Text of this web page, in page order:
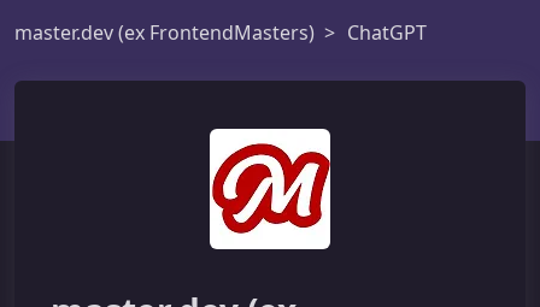
master.dev (ex FrontendMasters)
ChatGPT